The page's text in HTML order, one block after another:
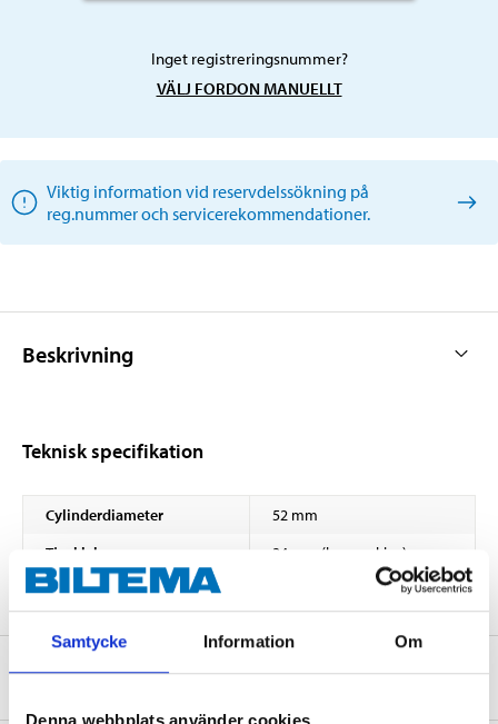
Samtycke Information Om
Inget registreringsnummer?
VÄLJ FORDON MANUELLT
Viktig information vid reservdelssökning på
reg.nummer och servicerekommendationer.
Beskrivning
Teknisk specifikation
Cylinderdiameter
52 mm
Tjocklek
24 mm (bromsskiva)
Om tillverkaren